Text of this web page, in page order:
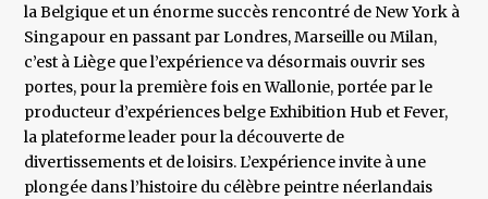
la Belgique et un énorme succès rencontré de New York à
Singapour en passant par Londres, Marseille ou Milan,
c’est à Liège que l’expérience va désormais ouvrir ses
portes, pour la première fois en Wallonie, portée par le
producteur d’expériences belge Exhibition Hub et Fever,
la plateforme leader pour la découverte de
divertissements et de loisirs. L’expérience invite à une
plongée dans l’histoire du célèbre peintre néerlandais